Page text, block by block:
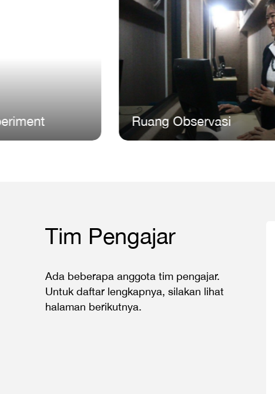
Ruang Observasi
Tim Pengajar
Ada beberapa anggota tim pengajar.
Untuk daftar lengkapnya, silakan lihat
halaman berikutnya.